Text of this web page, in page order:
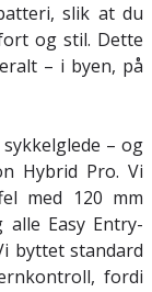
slik at du
og stil. Dette
– i byen, på
– og
Hybrid Pro. Vi
med 120 mm
Easy Entry-
byttet standard
fordi